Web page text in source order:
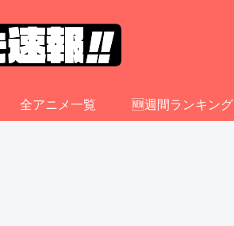
全アニメ一覧 🆕週間ランキング